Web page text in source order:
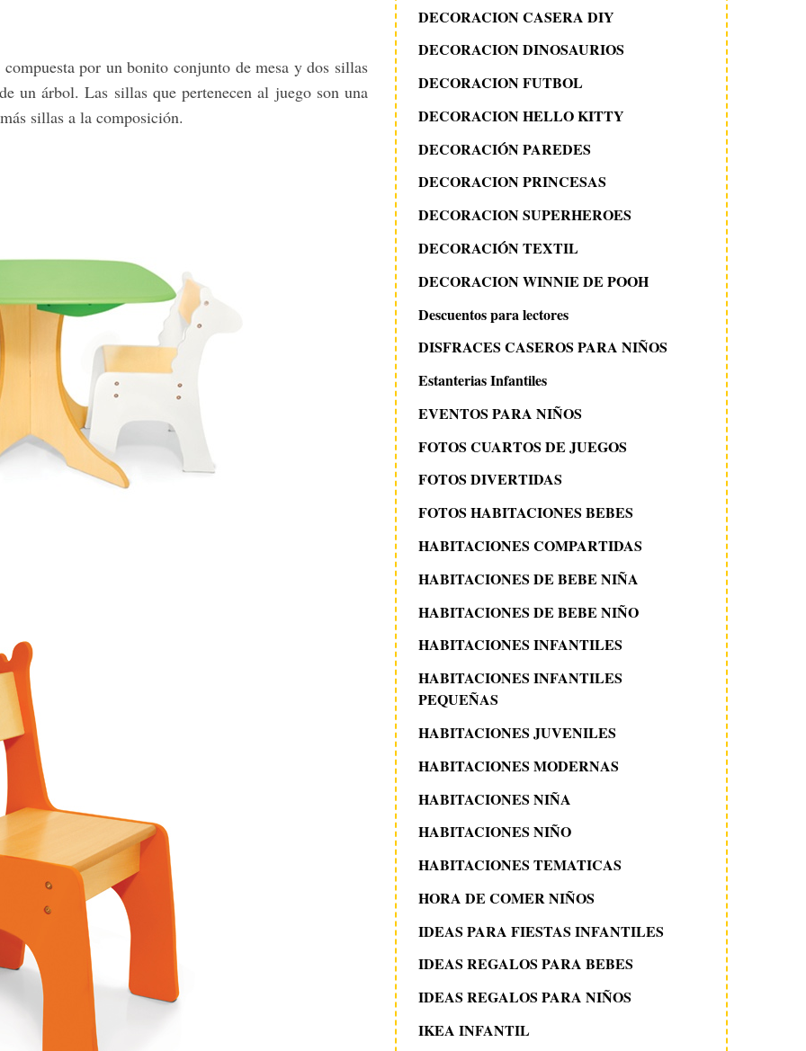
compuesta por un bonito conjunto de mesa y dos sillas
un árbol. Las sillas que pertenecen al juego son una
sillas a la composición.
DECORACION CASERA DIY
DECORACION DINOSAURIOS
DECORACION FUTBOL
DECORACION HELLO KITTY
DECORACIÓN PAREDES
DECORACION PRINCESAS
DECORACION SUPERHEROES
DECORACIÓN TEXTIL
DECORACION WINNIE DE POOH
Descuentos para lectores
DISFRACES CASEROS PARA NIÑOS
Estanterias Infantiles
EVENTOS PARA NIÑOS
FOTOS CUARTOS DE JUEGOS
FOTOS DIVERTIDAS
FOTOS HABITACIONES BEBES
HABITACIONES COMPARTIDAS
HABITACIONES DE BEBE NIÑA
HABITACIONES DE BEBE NIÑO
HABITACIONES INFANTILES
HABITACIONES INFANTILES
PEQUEÑAS
HABITACIONES JUVENILES
HABITACIONES MODERNAS
HABITACIONES NIÑA
HABITACIONES NIÑO
HABITACIONES TEMATICAS
HORA DE COMER NIÑOS
IDEAS PARA FIESTAS INFANTILES
IDEAS REGALOS PARA BEBES
IDEAS REGALOS PARA NIÑOS
IKEA INFANTIL